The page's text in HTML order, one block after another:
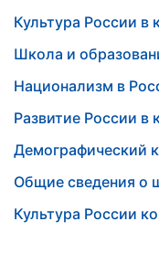
Культура России в
Школа и
Национализм в
Развитие России в
Демографический
Общие сведения о
Культура России